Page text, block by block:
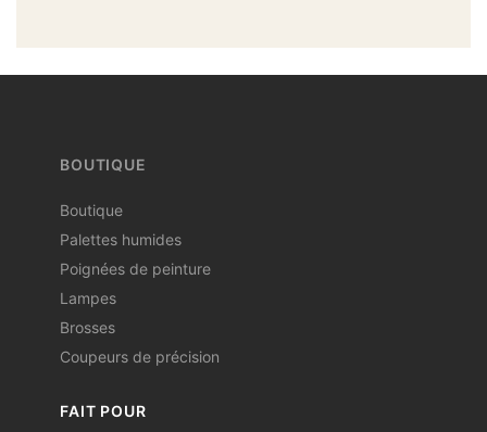
BOUTIQUE
Boutique
Palettes humides
Poignées de peinture
Lampes
Brosses
Coupeurs de précision
FAIT POUR